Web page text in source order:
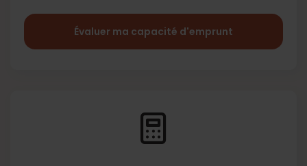
Évaluer ma capacité d'emprunt